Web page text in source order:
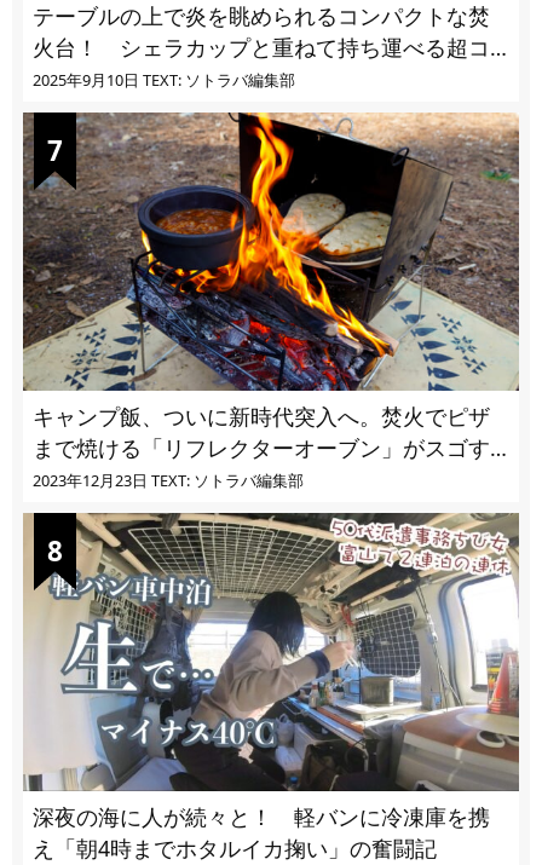
テーブルの上で炎を眺められるコンパクトな焚
火台！ シェラカップと重ねて持ち運べる超コ
ンパクト収納
2025年9月10日 TEXT: ソトラバ編集部
キャンプ飯、ついに新時代突入へ。焚火でピザ
まで焼ける「リフレクターオーブン」がスゴす
ぎる
2023年12月23日 TEXT: ソトラバ編集部
深夜の海に人が続々と！ 軽バンに冷凍庫を携
え「朝4時までホタルイカ掬い」の奮闘記